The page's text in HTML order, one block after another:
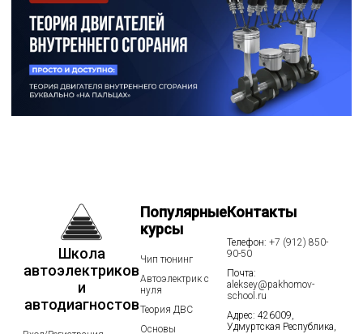
Школа
автоэлектриков
и
автодиагностов
Популярные
курсы
Чип тюнинг
Автоэлектрик с
нуля
Теория ДВС
Основы
Контакты
Телефон:+7 (912) 850-
90-50
Почта:
aleksey@pakhomov-
school.ru
Адрес: 426009,
Удмуртская Республика,